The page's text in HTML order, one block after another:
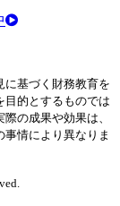
基づく財務教育を
目的とするものでは
の成果や効果は、
情により異なりま